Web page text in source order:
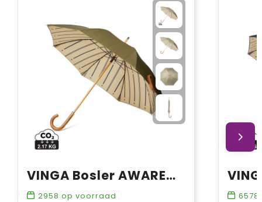
VINGA Bosler AWARE™ gerecycled PET 23" paraplu
2958 op voorraad
6578